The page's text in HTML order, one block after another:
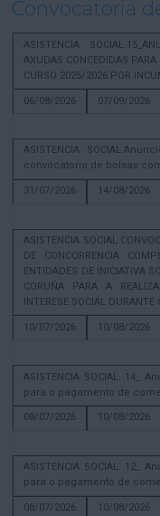
Convocatoria
ASISTENCIA
AXUDAS CONCEDIDAS
CURSO 2025/2026 POR
06/08/2026
07/09/2026
ASISTENCIA
convocatoria de bolsas
31/07/2026
14/08/2026
ASISTENCIA SOCIAL
DE CONCORRENCIA
ENTIDADES DE INICIATIVA
CORUÑA PARA A
INTERESE SOCIAL DURANTE
10/07/2026
10/08/2026
ASISTENCIA SOCIAL. 14_
para o pagamento de
08/07/2026
10/08/2026
ASISTENCIA SOCIAL. 12_
para o pagamento de
08/07/2026
10/08/2026